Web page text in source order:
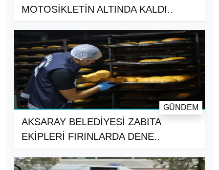
MOTOSİKLETİN ALTINDA KALDI..
AKSARAY BELEDİYESİ ZABITA
EKİPLERİ FIRINLARDA DENE..
GÜNDEM